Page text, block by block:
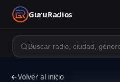
GuruRadios
Volver al inicio